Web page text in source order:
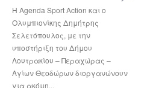
H Agenda Sport Action και ο
Ολυμπιονίκης Δημήτρης
Σελετόπουλος, με την
υποστήριξη του Δήμου
Λουτρακίου – Περαχώρας –
Αγίων Θεοδώρων διοργανώνουν
για ακόμη...